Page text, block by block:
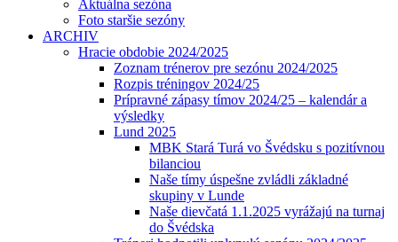
Aktuálna sezóna
Foto staršie sezóny
ARCHIV
Hracie obdobie 2024/2025
Zoznam trénerov pre sezónu 2024/2025
Rozpis tréningov 2024/25
Prípravné zápasy tímov 2024/25 – kalendár a
výsledky
Lund 2025
MBK Stará Turá vo Švédsku s pozitívnou
bilanciou
Naše tímy úspešne zvládli základné
skupiny v Lunde
Naše dievčatá 1.1.2025 vyrážajú na turnaj
do Švédska